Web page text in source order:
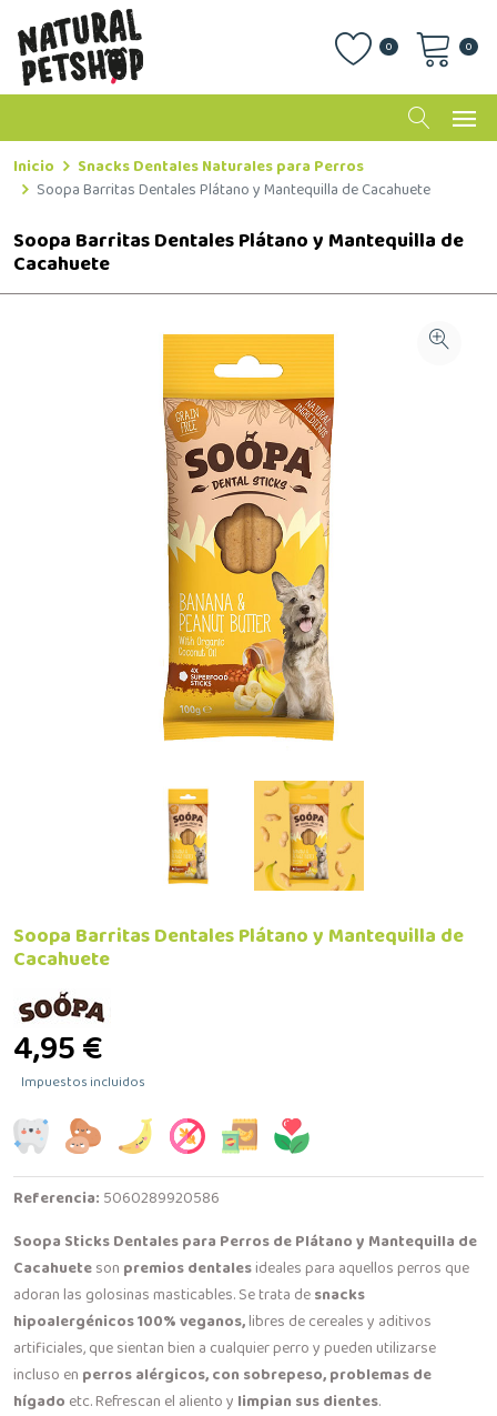
0 0
Inicio
Snacks Dentales Naturales para Perros
Soopa Barritas Dentales Plátano y Mantequilla de Cacahuete
Soopa Barritas Dentales Plátano y Mantequilla de
Cacahuete
Soopa Barritas Dentales Plátano y Mantequilla de
Cacahuete
4,95 €
Impuestos incluidos
Referencia: 5060289920586
Soopa Sticks Dentales para Perros de Plátano y Mantequilla de
Cacahueteson premios dentalesideales para aquellos perros que
adoran las golosinas masticables. Se trata desnacks
hipoalergénicos 100% veganos,libres de cereales y aditivos
artificiales, que sientan bien a cualquier perro y pueden utilizarse
incluso en perros alérgicos, con sobrepeso, problemas de
hígado etc. Refrescan el aliento y limpian sus dientes.